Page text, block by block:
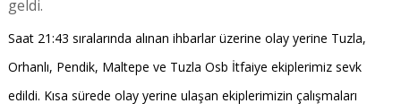
geldi.
Saat 21:43 sıralarında alınan ihbarlar üzerine olay yerine Tuzla,
Orhanlı, Pendik, Maltepe ve Tuzla Osb İtfaiye ekiplerimiz sevk
edildi. Kısa sürede olay yerine ulaşan ekiplerimizin çalışmaları